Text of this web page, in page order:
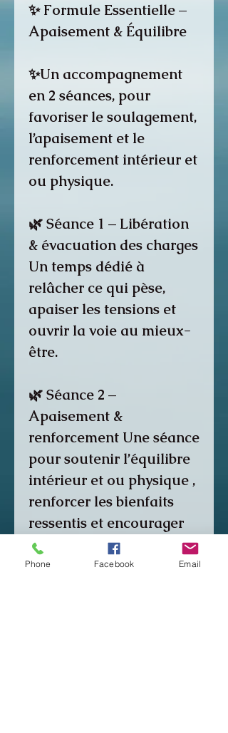
✨ Formule Essentielle –
Apaisement & Équilibre
✨Un accompagnement
en 2 séances, pour
favoriser le soulagement,
l’apaisement et le
renforcement intérieur et
ou physique.
🌿 Séance 1 – Libération
& évacuation des charges
Un temps dédié à
relâcher ce qui pèse,
apaiser les tensions et
ouvrir la voie au mieux-
être.
🌿 Séance 2 –
Apaisement &
renforcement Une séance
pour soutenir l’équilibre
intérieur et ou physique ,
renforcer les bienfaits
ressentis et encourager
une stabilité durable.
Phone Facebook Email